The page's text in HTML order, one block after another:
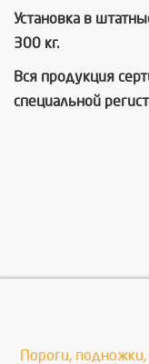
Установка в
300 кг.
Вся продукция
специальной
Пороги,